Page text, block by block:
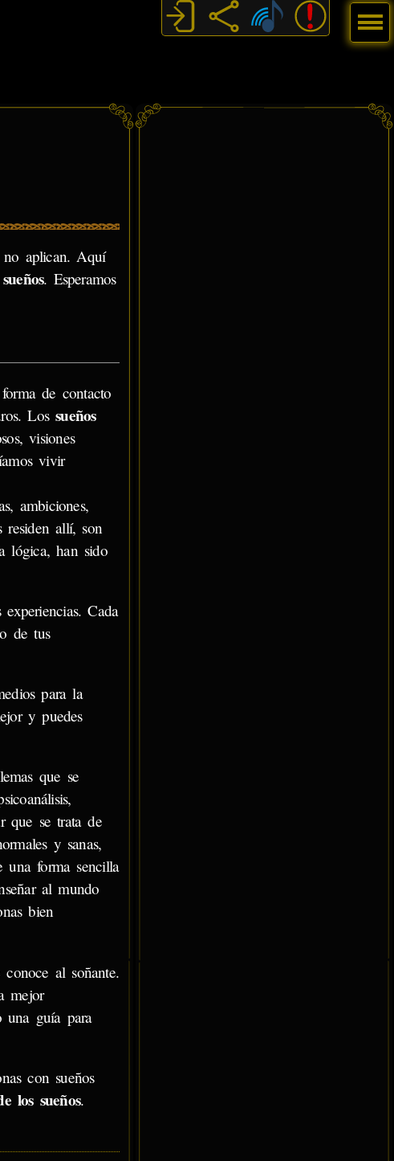
no aplican. Aquí
. Esperamos
de contacto
Lossueños
visiones
vivir
ambiciones,
residen allí, son
lógica, han sido
Cada
de tus
para la
y puedes
que se
que se trata de
y sanas,
una forma sencilla
al mundo
bien
al soñante.
mejor
guía para
con sueños
los sueños.
Menú